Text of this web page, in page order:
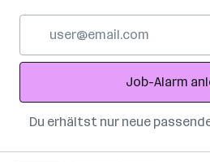
Adresse
Job-Alarm
Du erhältst nur neue